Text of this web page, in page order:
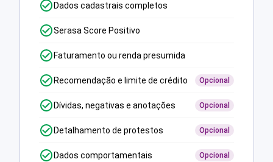
Dados cadastrais completos
Serasa Score Positivo
Faturamento ou renda presumida
Recomendação e limite de crédito Opcional
Dívidas, negativas e anotações Opcional
Detalhamento de protestos Opcional
Dados comportamentais Opcional